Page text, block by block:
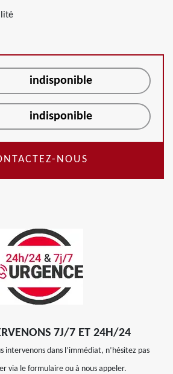
indisponible
indisponible
NOUS
7J/7 ET 24H/24
intervenons dans l’immédiat, n’hésitez pas
via le formulaire ou à nous appeler.